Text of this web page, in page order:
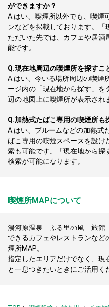
ができますか？
A. はい、喫煙所以外でも、喫煙
ンなどを掲載しております。
ただいた先では、カフェや居酒
能です。
Q.現在地周辺の喫煙所を探すこ
A. はい、今いる場所周辺の喫煙
ージ内の「現在地から探す」を
辺の地図上に喫煙所が表示され
Q.加熱式たばこ専用の喫煙所も
A. はい、プルームなどの加熱式
ばこ専用の喫煙スペースを設け
索も可能です。「現在地から探
検索が可能になります。
喫煙所MAPについて
湯河原温泉 ふる里の風 旅館
できるカフェやレストランなど
煙所MAP。
指定したエリアだけでなく、現
と一息つきたいときにご活用く